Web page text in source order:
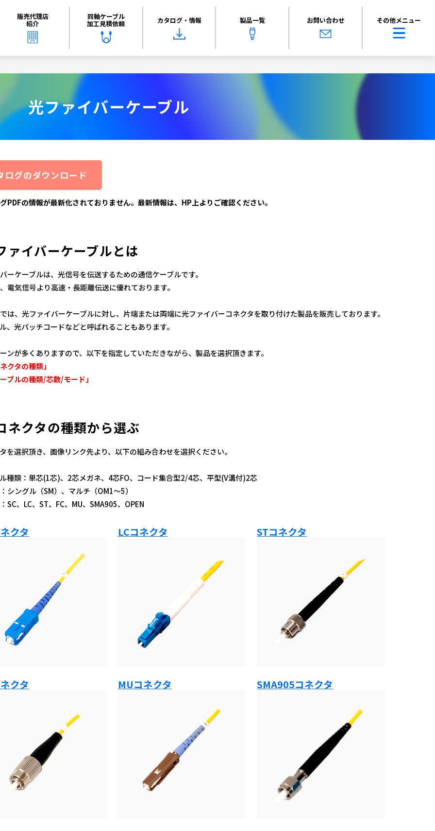
販売代理店
紹介
同軸ケーブル
加工見積依頼 カタログ・情報 製品一覧 お問い合わせ その他メニュー
光ファイバーケーブル
ログのダウンロード
PDFの情報が最新化されておりません。最新情報は、HP上よりご確認ください。
ァイバーケーブルとは
ーケーブルは、光信号を伝送するための通信ケーブルです。
電気信号より高速・長距離伝送に優れております。
は、光ファイバーケーブルに対し、片端または両端に光ファイバーコネクタを取り付けた製品を販売しております。
、光パッチコードなどと呼ばれることもあります。
ンが多くありますので、以下を指定していただきながら、製品を選択頂きます。
クタの種類」
ブルの種類/芯数/モード」
ネクタの種類から選ぶ
を選択頂き、画像リンク先より、以下の組み合わせを選択ください。
種類：単芯(1芯)、2芯メガネ、4芯FO、コード集合型2/4芯、平型(V溝付)2芯
シングル（SM）、マルチ（OM1～5）
SC、LC、ST、FC、MU、SMA905、OPEN
クタ LCコネクタ STコネクタ
クタ MUコネクタ SMA905コネクタ